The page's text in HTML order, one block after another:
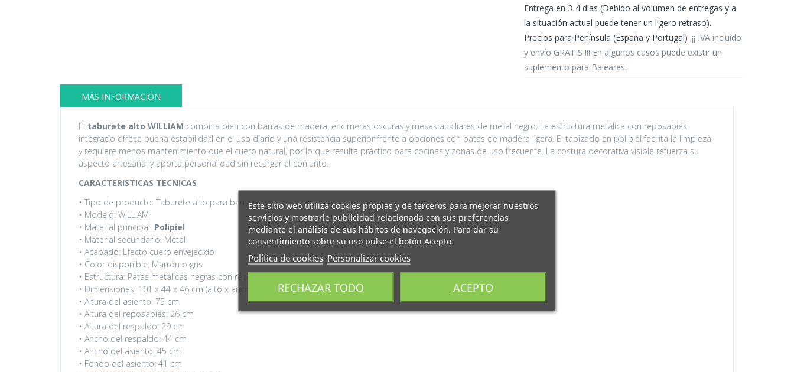
Entrega en 3-4 días (Debido al volumen de entregas y a
la situación actual puede tener un ligero retraso).
Precios para Península (España y Portugal) ¡¡¡ IVA incluido
y envío GRATIS !!! En algunos casos puede existir un
suplemento para Baleares.
MÁS INFORMACIÓN
El taburete alto WILLIAM combina bien con barras de madera, encimeras oscuras y mesas auxiliares de metal negro. La estructura metálica con reposapiés
integrado ofrece buena estabilidad en el uso diario y una resistencia superior frente a opciones con patas de madera ligera. El tapizado en polipiel facilita la limpieza
y requiere menos mantenimiento que el cuero natural, por lo que resulta práctico para cocinas y zonas de uso frecuente. La costura decorativa visible refuerza su
aspecto artesanal y aporta personalidad sin recargar el conjunto.
CARACTERISTICAS TECNICAS
• Tipo de producto: Taburete alto para barra
• Modelo: WILLIAM
• Material principal: Polipiel
• Material secundario: Metal
• Acabado: Efecto cuero envejecido
• Color disponible: Marrón o gris
• Estructura: Patas metálicas negras con reposapiés integrado
• Dimensiones: 101 x 44 x 46 cm (alto x ancho x fondo)
• Altura del asiento: 75 cm
• Altura del reposapiés: 26 cm
• Altura del respaldo: 29 cm
• Ancho del respaldo: 44 cm
• Ancho del asiento: 45 cm
• Fondo del asiento: 41 cm
Este sitio web utiliza cookies propias y de terceros para mejorar nuestros
servicios y mostrarle publicidad relacionada con sus preferencias
mediante el análisis de sus hábitos de navegación. Para dar su
consentimiento sobre su uso pulse el botón Acepto.
Política de cookies Personalizar cookies
RECHAZAR TODO ACEPTO